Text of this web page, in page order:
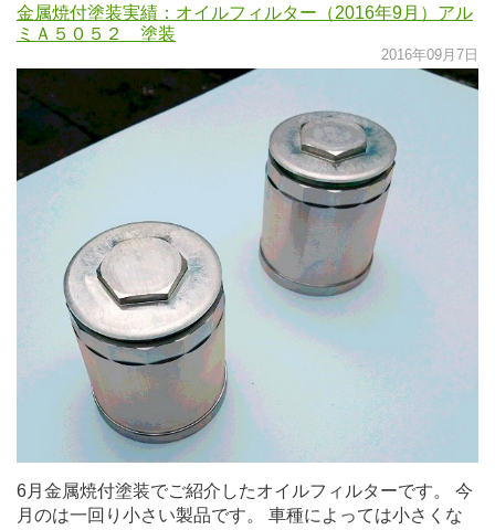
金属焼付塗装実績：オイルフィルター（2016年9月）アル
ミＡ５０５２ 塗装
2016年09月7日
6月金属焼付塗装でご紹介したオイルフィルターです。 今
月のは一回り小さい製品です。 車種によっては小さくな